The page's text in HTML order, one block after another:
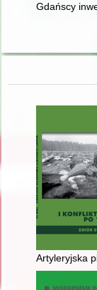
Gdańscy
Artyleryjska